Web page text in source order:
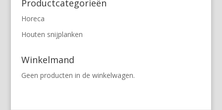
Productcategorieën
Horeca
Houten snijplanken
Winkelmand
Geen producten in de winkelwagen.